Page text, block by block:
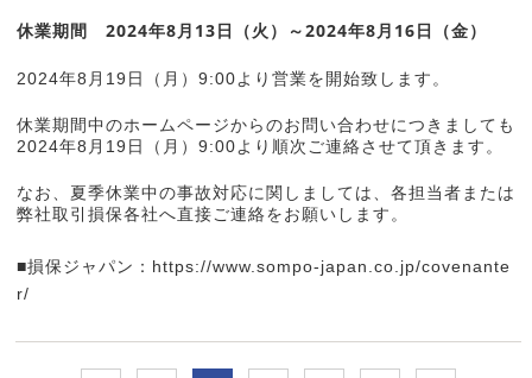
休業期間 2024年8月13日（火）～2024年8月16日（金）
2024年8月19日（月）9:00より営業を開始致します。
休業期間中のホームページからのお問い合わせにつきましても
2024年8月19日（月）9:00より順次ご連絡させて頂きます。
なお、夏季休業中の事故対応に関しましては、各担当者または
弊社取引損保各社へ直接ご連絡をお願いします。
■損保ジャパン： https://www.sompo-japan.co.jp/covenante
r/